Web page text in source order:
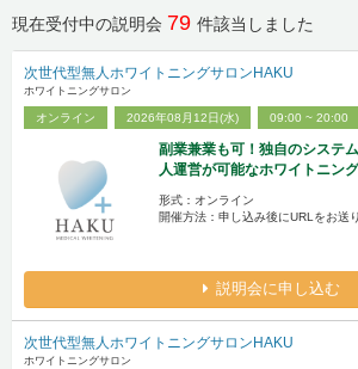
現在受付中の説明会 79 件該当しました
次世代型無人ホワイトニングサロンHAKU
ホワイトニングサロン
オンライン 2026年08月12日(水) 09:00 ~ 20:00
副業兼業も可！独自のシステ
人運営が可能なホワイトニン
形式：オンライン
開催方法：申し込み後にURLをお送
説明会に申し込む
次世代型無人ホワイトニングサロンHAKU
ホワイトニングサロン